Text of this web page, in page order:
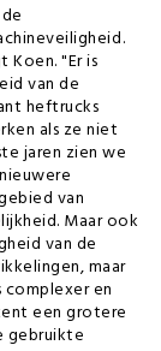
"Er is
van de
heftrucks
als ze niet
jaren zien we
van
Maar ook
van de
maar
en
een grotere
gebruikte